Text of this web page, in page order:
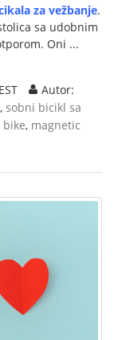
za vežbanje.
sa udobnim
Oni ...
Autor:
, sobni bicikl sa
, magnetic